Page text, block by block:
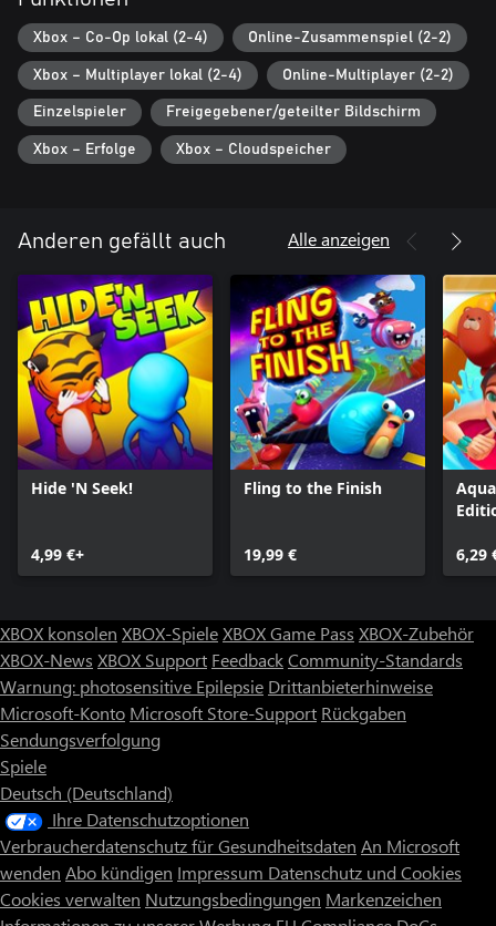
Xbox – Co-Op lokal (2-4) Online-Zusammenspiel (2-2)
Xbox – Multiplayer lokal (2-4) Online-Multiplayer (2-2)
Einzelspieler Freigegebener/geteilter Bildschirm
Xbox – Erfolge Xbox – Cloudspeicher
Anderen gefällt auch Alle anzeigen
Hide 'N Seek!
4,99 €+
Fling to the Finish
19,99 € 6,29
XBOX konsolen XBOX-SpieleXBOX Game Pass XBOX-Zubehör
XBOX-News XBOX Support FeedbackCommunity-Standards
Warnung: photosensitive Epilepsie Drittanbieterhinweise
Microsoft-Konto Microsoft Store-Support Rückgaben
Sendungsverfolgung
Spiele
Deutsch (Deutschland)
Ihre Datenschutzoptionen
Verbraucherdatenschutz für Gesundheitsdaten An Microsoft
wenden Abo kündigen Impressum Datenschutz und Cookies
Cookies verwalten Nutzungsbedingungen Markenzeichen